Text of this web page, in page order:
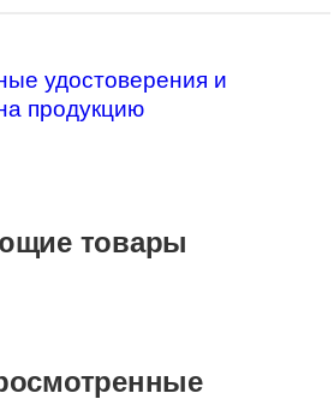
удостоверения и
продукцию
товары